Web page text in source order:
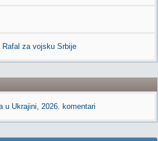
Rafal za vojsku Srbije
u Ukrajini, 2026. komentari